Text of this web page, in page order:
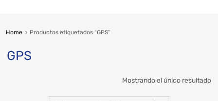
Home Productos etiquetados “GPS”
GPS
Mostrando el único resultado